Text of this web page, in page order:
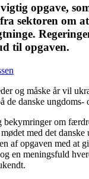
opgave,
sektoren om
til opgaven.
og måske år vil
de danske ungdoms-
bekymringer om
med det danske
af opgaven med at
en meningsfuld